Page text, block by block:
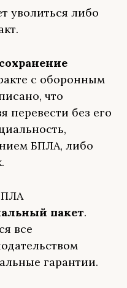
уволиться либо
с оборонным
что
перевести без его
БПЛА, либо
пакет.
все
гарантии.